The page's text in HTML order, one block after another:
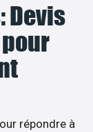
Devis
répondre à